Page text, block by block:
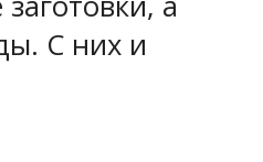
С них и